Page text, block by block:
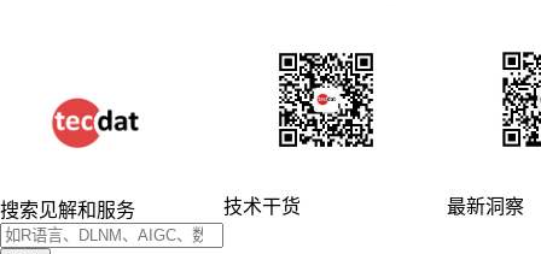
搜索见解和服务 技术干货 最新洞察